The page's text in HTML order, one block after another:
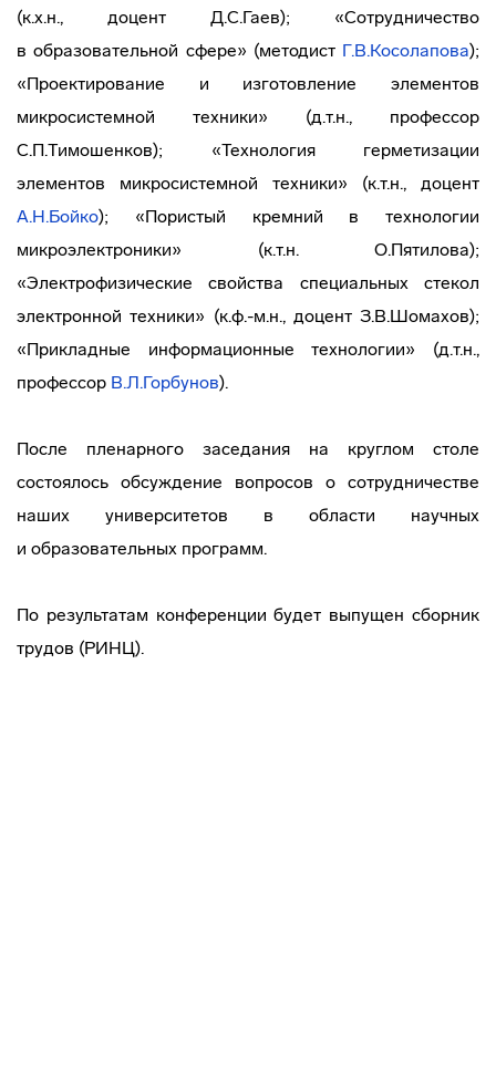
(к.х.н., доцент Д.С.Гаев); «Сотрудничество
в образовательной сфере» (методист Г.В.Косолапова);
«Проектирование и изготовление элементов
микросистемной техники» (д.т.н., профессор
С.П.Тимошенков); «Технология герметизации
элементов микросистемной техники» (к.т.н., доцент
А.Н.Бойко); «Пористый кремний в технологии
микроэлектроники» (к.т.н. О.Пятилова);
«Электрофизические свойства специальных стекол
электронной техники» (к.ф.-м.н., доцент З.В.Шомахов);
«Прикладные информационные технологии» (д.т.н.,
профессор В.Л.Горбунов).
После пленарного заседания на круглом столе
состоялось обсуждение вопросов о сотрудничестве
наших университетов в области научных
и образовательных программ.
По результатам конференции будет выпущен сборник
трудов (РИНЦ).